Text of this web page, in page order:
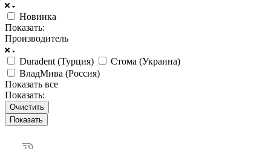
Новинка
Показать:
Производитель
Duradent (Турция)
Стома (Украина)
ВладМива (Россия)
Показать все
Показать:
Очистить